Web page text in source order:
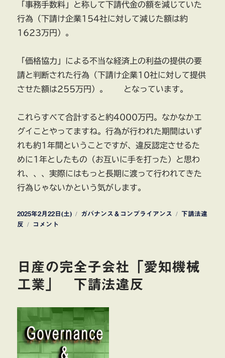
「事務手数料」と称して下請代金の額を減じていた
行為（下請け企業154社に対して減じた額は約
1623万円）。
「価格協力」による不当な経済上の利益の提供の要
請と判断された行為（下請け企業10社に対して提供
させた額は255万円）。 となっています。
これらすべて合計すると約4000万円。なかなかエ
グイことやってますね。行為が行われた期間はいず
れも約1年間ということですが、違反認定させるた
めに1年としたもの（お互いに手を打った）と思わ
れ、、、実際にはもっと長期に渡って行われてきた
行為じゃないかという気がします。
投
稿
2025年2月22日(土)
カ
ガバナンス＆コンプライアンス
タ
下請法違
反
フ
ガ
リ
レ
公
取
引
委
コメント
日産の完全子会社「愛知機械
工業」 下請法違反